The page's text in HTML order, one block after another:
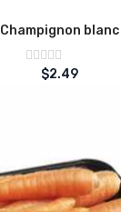
Champignon blanc
Note
sur
$2.49